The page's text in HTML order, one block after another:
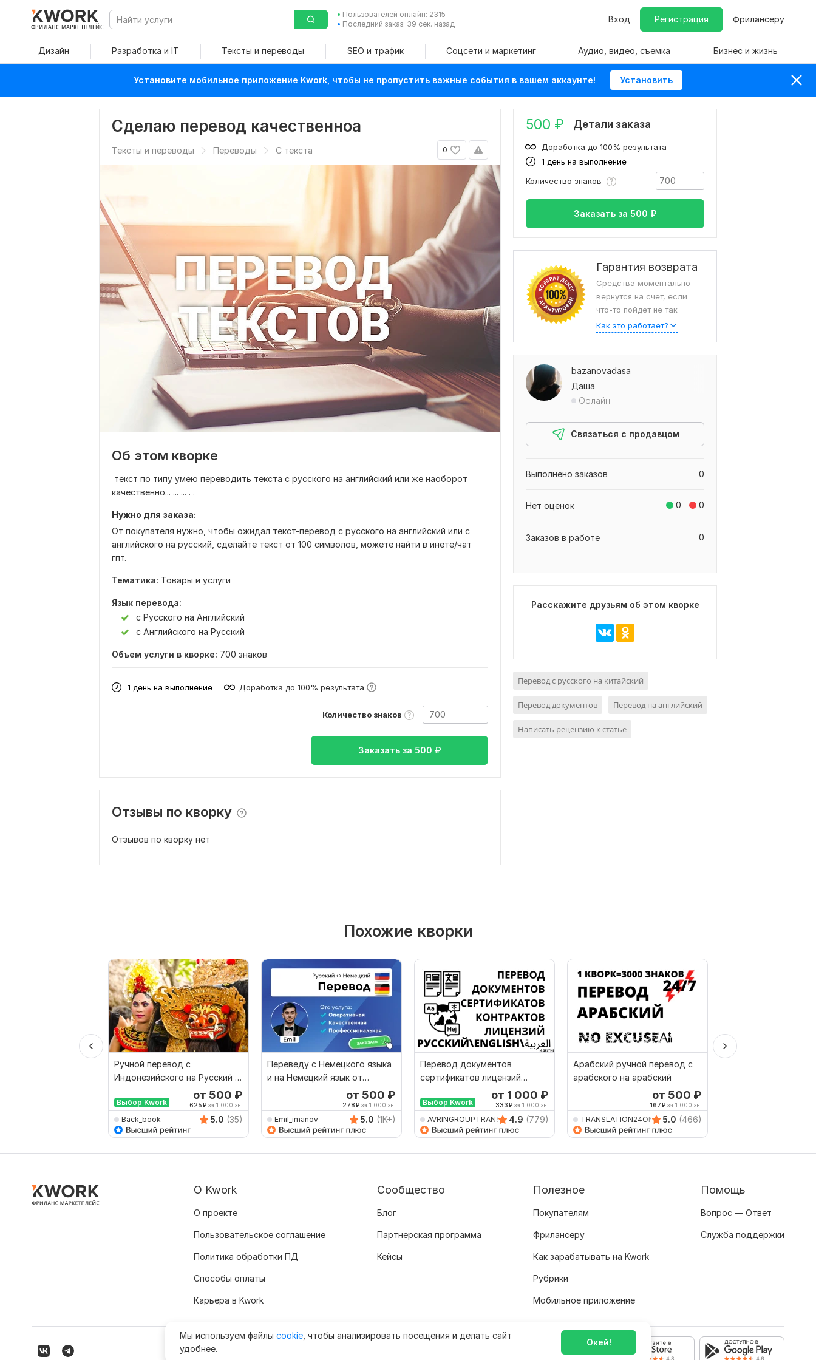
ФРИЛАНС МАРКЕТПЛЕЙС
Пользователей онлайн: 2315
Последний заказ: 39 сек. назад
Вход Регистрация Фрилансеру
Дизайн Разработка и IT Тексты и переводы SEO и трафик Соцсети и маркетинг Аудио, видео, съемка Бизнес и жизнь
Установите мобильное приложение Kwork, чтобы не пропустить важные события в вашем аккаунте! Установить
Сделаю перевод качественноа
0
Тексты и переводы Переводы С текста
Об этом кворке
текст по типу умею переводить текста с русского на английский или же наоборот
качественно... ... ... . .
Нужно для заказа:
От покупателя нужно, чтобы ожидал текст-перевод с русского на английский или с
английского на русский, сделайте текст от 100 символов, можете найти в инете/чат
гпт.
Тематика: Товары и услуги
Язык перевода:
с Русского на Английский
с Английского на Русский
Объем услуги в кворке: 700 знаков
1 день на выполнение Доработка до 100% результата
Количество знаков
Заказать за 500 ₽
Отзывы по кворку
Отзывов по кворку нет
500 ₽ Детали заказа
1 день на выполнение
Доработка до 100% результата
Количество знаков
Заказать за 500 ₽
Гарантия возврата
Средства моментально
вернутся на счет, если
что-то пойдет не так
Как это работает?
bazanovadasa
Даша
Офлайн
Связаться с продавцом
0
Выполнено заказов
0 0
Нет оценок
0
Заказов в работе
Расскажите друзьям об этом кворке
Перевод с русского на китайский
Перевод документов Перевод на английский
Написать рецензию к статье
Похожие кворки
Ручной перевод с
Индонезийского на Русский и
Выбор Kwork
от 500 ₽
625₽ за 1 000 зн.
Back_book 5.0 (35)
Переведу с Немецкого языка
и на Немецкий язык от
от 500 ₽
278₽ за 1 000 зн.
Emil_imanov 5.0 (1K+)
Перевод документов
сертификатов лицензий
контрактов апостилей
document
Выбор Kwork
от 1 000 ₽
333₽ за 1 000 зн.
AVRINGROUPTRANSLATIO
4.9 (779)
Арабский ручной перевод с
арабского на арабский
от 500 ₽
167₽ за 1 000 зн.
TRANSLATION24ON7 5.0 (466)
Мы используем файлы cookie , чтобы анализировать посещения и делать сайт
удобнее.
Окей!
О Kwork
О проекте
Пользовательское соглашение
Политика обработки ПД
Способы оплаты
Карьера в Kwork
Сообщество
Блог
Партнерская программа
Кейсы
Полезное
Покупателям
Фрилансеру
Как зарабатывать на Kwork
Рубрики
Мобильное приложение
Помощь
Вопрос — Ответ
Служба поддержки